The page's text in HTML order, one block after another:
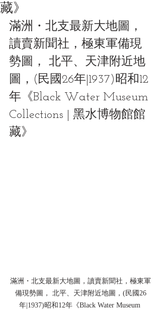
藏》
滿洲・北支最新大地圖，
讀賣新聞社，極東軍備現
勢圖， 北平、天津附近地
圖，(民國26年|1937)昭和12
年《Black Water Museum
Collections | 黑水博物館館
藏》
滿洲・北支最新大地圖，讀賣新聞社，極東軍
備現勢圖， 北平、天津附近地圖，(民國26
年|1937)昭和12年《Black Water Museum